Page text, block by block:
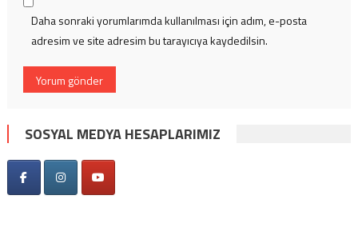
Daha sonraki yorumlarımda kullanılması için adım, e-posta
adresim ve site adresim bu tarayıcıya kaydedilsin.
SOSYAL MEDYA HESAPLARIMIZ